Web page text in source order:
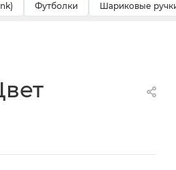
Футболки Шариковые